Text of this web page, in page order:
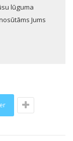
lūguma
Jums